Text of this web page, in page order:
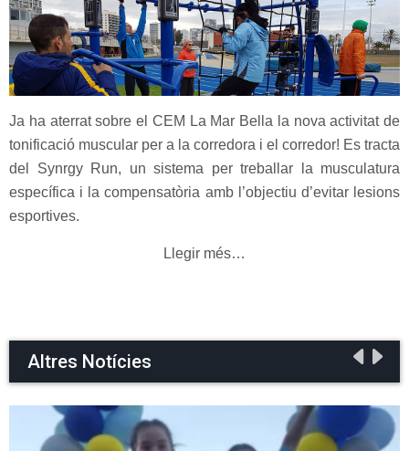
Ja ha aterrat sobre el CEM La Mar Bella la nova activitat de
tonificació muscular per a la corredora i el corredor! Es tracta
del Synrgy Run, un sistema per treballar la musculatura
específica i la compensatòria amb l’objectiu d’evitar lesions
esportives.
Llegir més…
Altres Notícies